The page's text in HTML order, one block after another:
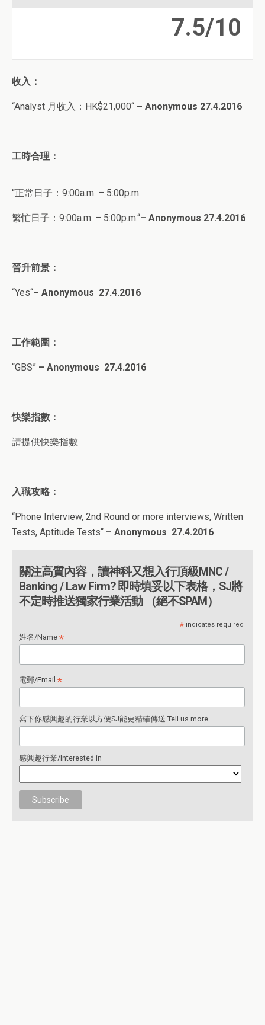
7.5/10
收入：
“Analyst 月收入：HK$21,000“ – Anonymous 27.4.2016
工時合理：
“正常日子：9:00a.m. – 5:00p.m.
繁忙日子：9:00a.m. – 5:00p.m.“– Anonymous 27.4.2016
晉升前景：
“Yes“– Anonymous 27.4.2016
工作範圍：
“GBS” – Anonymous 27.4.2016
快樂指數：
請提供快樂指數
入職攻略：
“Phone Interview, 2nd Round or more interviews, Written
Tests, Aptitude Tests“ – Anonymous 27.4.2016
關注高質內容，讀神科又想入行頂級MNC /
Banking / Law Firm? 即時填妥以下表格，SJ將
不定時推送獨家行業活動 （絕不SPAM）
* indicates required
姓名/Name*
電郵/Email*
寫下你感興趣的行業以方便SJ能更精確傳送 Tell us more
感興趣行業/Interested in